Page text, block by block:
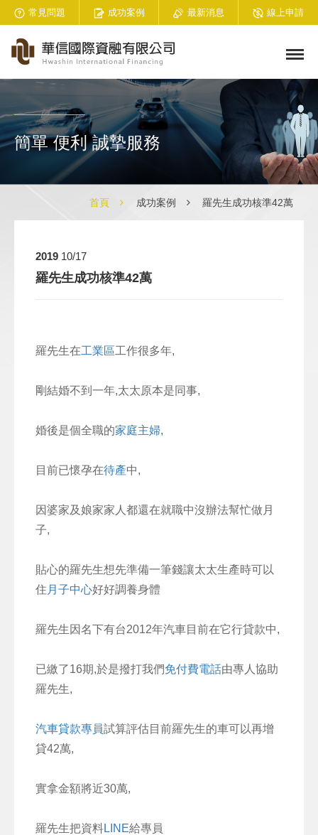
常見問題 成功案例 最新消息 線上申請
簡單 便利 誠摯服務
首頁 成功案例 羅先生成功核準42萬
2019 10/17
羅先生成功核準42萬
羅先生在工業區工作很多年,
剛結婚不到一年,太太原本是同事,
婚後是個全職的家庭主婦,
目前已懷孕在待產中,
因婆家及娘家家人都還在就職中沒辦法幫忙做月
子,
貼心的羅先生想先準備一筆錢讓太太生產時可以
住 月子中心好好調養身體
羅先生因名下有台2012年汽車目前在它行貸款中,
已繳了16期,於是撥打我們免付費電話由專人協助
羅先生,
汽車貸款專員試算評估目前羅先生的車可以再增
貸42萬,
實拿金額將近30萬,
羅先生把資料LINE給專員